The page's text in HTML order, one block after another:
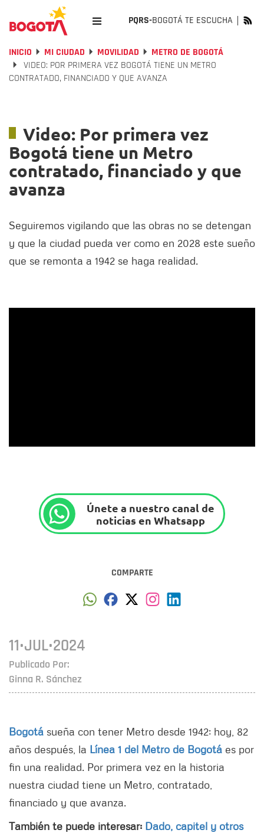
PQRS-BOGOTÁ TE ESCUCHA
INICIO MI CIUDAD MOVILIDAD
METRO DE BOGOTÁ
VIDEO: POR PRIMERA VEZ BOGOTÁ TIENE UN METRO
CONTRATADO, FINANCIADO Y QUE AVANZA
Video: Por primera vez
Bogotá tiene un Metro
contratado, financiado y que
avanza
Seguiremos vigilando que las obras no se detengan
y que la ciudad pueda ver como en 2028 este sueño
que se remonta a 1942 se haga realidad.
Únete a nuestro canal de
noticias en Whatsapp
COMPARTE
Publicado Por:
Ginna R. Sánchez
11•JUL•2024
Bogotá sueña con tener Metro desde 1942; hoy, 82
años después, la Línea 1 del Metro de Bogotá es por
fin una realidad. Por primera vez en la historia
nuestra ciudad tiene un Metro, contratado,
financiado y que avanza.
También te puede interesar: Dado, capitel y otros